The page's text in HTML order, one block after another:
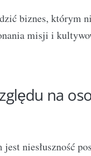
biznes, którym
misji i
na
niesłuszność